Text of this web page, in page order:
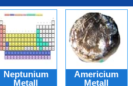
Neptunium
Metall
Americium
Metall